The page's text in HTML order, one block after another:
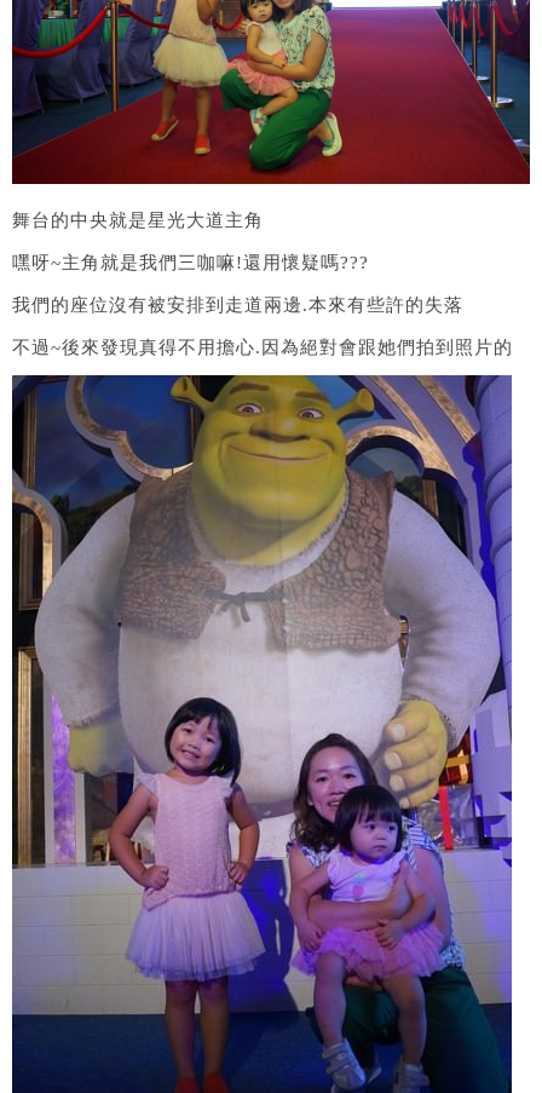
舞台的中央就是星光大道主角
嘿呀~主角就是我們三咖嘛!還用懷疑嗎???
我們的座位沒有被安排到走道兩邊.本來有些許的失落
不過~後來發現真得不用擔心.因為絕對會跟她們拍到照片的